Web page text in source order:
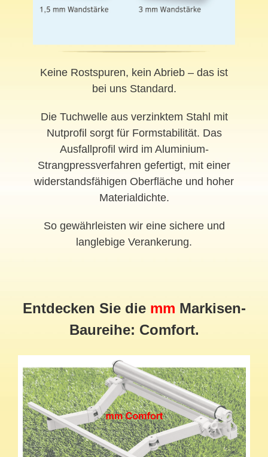
Keine Rostspuren, kein Abrieb – das ist
bei uns Standard.
Die Tuchwelle aus verzinktem Stahl mit
Nutprofil sorgt für Formstabilität. Das
Ausfallprofil wird im Aluminium-
Strangpressverfahren gefertigt, mit einer
widerstandsfähigen Oberfläche und hoher
Materialdichte.
So gewährleisten wir eine sichere und
langlebige Verankerung.
Entdecken Sie die mm Markisen-
Baureihe: Comfort.